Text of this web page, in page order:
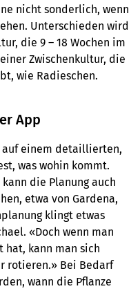
nicht sonderlich, wenn
Unterschieden wird
die 9 – 18 Wochen im
Zwischenkultur, die
wie Radieschen.
App
auf einem detaillierten,
was wohin kommt.
die Planung auch
etwa von Gardena,
klingt etwas
«Doch wenn man
kann man sich
rotieren.» Bei Bedarf
wann die Pflanze